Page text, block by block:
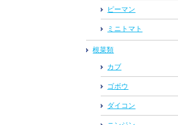
ピーマン
ミニトマト
根菜類
カブ
ゴボウ
ダイコン